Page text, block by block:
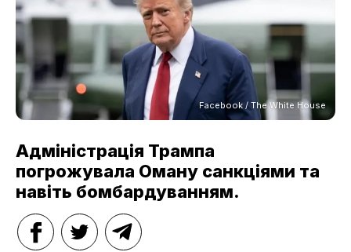
Facebook / The White House
Адміністрація Трампа
погрожувала Оману санкціями та
навіть бомбардуванням.